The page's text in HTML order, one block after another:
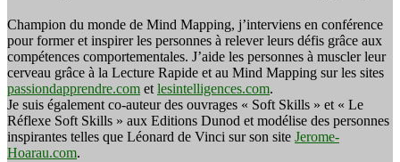
Champion du monde de Mind Mapping, j’interviens en conférence
pour former et inspirer les personnes à relever leurs défis grâce aux
compétences comportementales. J’aide les personnes à muscler leur
cerveau grâce à la Lecture Rapide et au Mind Mapping sur les sites
passiondapprendre.com et lesintelligences.com.
Je suis également co-auteur des ouvrages « Soft Skills » et « Le
Réflexe Soft Skills » aux Editions Dunod et modélise des personnes
inspirantes telles que Léonard de Vinci sur son site Jerome-
Hoarau.com.